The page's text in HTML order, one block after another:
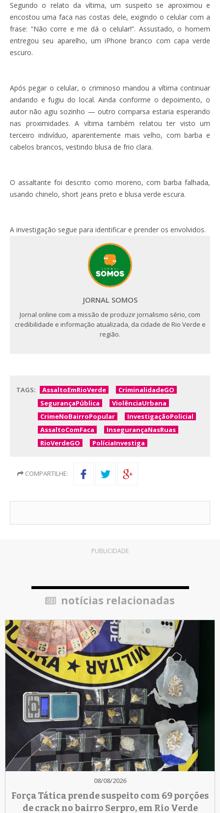
Segundo o relato da vítima, um suspeito se aproximou e
encostou uma faca nas costas dele, exigindo o celular com a
frase: “Não corre e me dá o celular!”. Assustado, o homem
entregou seu aparelho, um iPhone branco com capa verde
escuro.
Após pegar o celular, o criminoso mandou a vítima continuar
andando e fugiu do local. Ainda conforme o depoimento, o
autor não agiu sozinho — outro comparsa estaria esperando
nas proximidades. A vítima também relatou ter visto um
terceiro indivíduo, aparentemente mais velho, com barba e
cabelos brancos, vestindo blusa de frio clara.
O assaltante foi descrito como moreno, com barba falhada,
usando chinelo, short jeans preto e blusa verde escura.
A investigação segue para identificar e prender os envolvidos.
JORNAL SOMOS
Jornal online com a missão de produzir jornalismo sério, com
credibilidade e informação atualizada, da cidade de Rio Verde e
região.
TAGS: AssaltoEmRioVerde
CriminalidadeGO
SegurançaPública
ViolênciaUrbana
CrimeNoBairroPopular
InvestigaçãoPolicial
AssaltoComFaca
InsegurançaNasRuas
RioVerdeGO
PolíciaInvestiga
COMPARTILHE:
PUBLICIDADE
notícias relacionadas
08/08/2026
Força Tática prende suspeito com 69 porções
de crack no bairro Serpro, em Rio Verde